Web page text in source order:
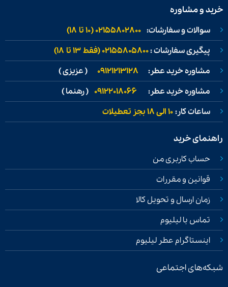
خرید و مشاوره
سوالات و سفارشات: 02155802800 (۱۰ تا ۱۸)
پیگیری سفارشات :02155805800 (فقط ۱۳ تا ۱۸)
مشاوره خرید عطر: 09121213128 ( عزیزی )
مشاوره خرید عطر: 09122018066 ( رهنما )
ساعات کار:۱۰ الی ۱۸ بجز تعطیلات
راهنمای خرید
حساب کاربری من
قوانین و مقررات
زمان ارسال و تحویل کالا
تماس با لیلیوم
اینستاگرام عطر لیلیوم
شبکه‌های اجتماعی